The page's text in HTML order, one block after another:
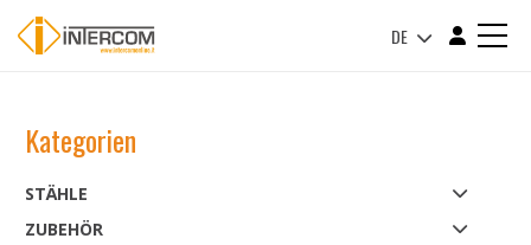
DE
Kategorien
STÄHLE
ZUBEHÖR